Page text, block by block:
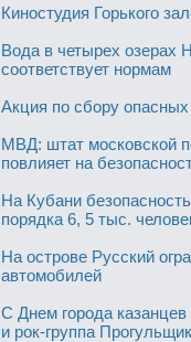
Киностудия Горького
Вода в четырех озерах
соответствует нормам
Акция по сбору
МВД: штат московской
повлияет на
На Кубани
порядка 6, 5 тыс.
На острове Русский
автомобилей
С Днем города
и рок-группа